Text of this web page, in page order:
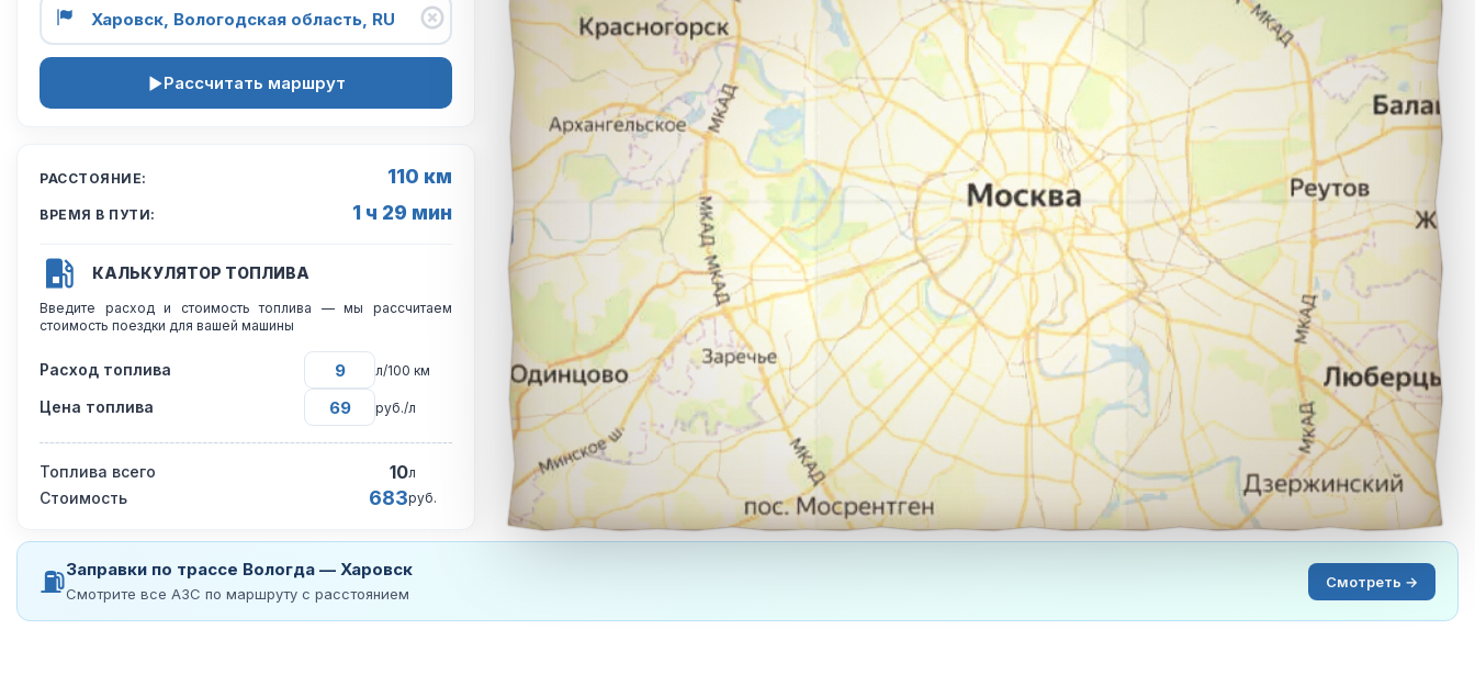
Рассчитать маршрут
РАССТОЯНИЕ: 110 км
ВРЕМЯ В ПУТИ: 1 ч 29 мин
КАЛЬКУЛЯТОР ТОПЛИВА
Введите расход и стоимость топлива — мы рассчитаем
стоимость поездки для вашей машины
Расход топлива л/100 км
Цена топлива руб./л
Топлива всего 10л
Стоимость 683руб.
⛽Заправки по трассе Вологда — Харовск
Смотрите все АЗС по маршруту с расстоянием
Смотреть →